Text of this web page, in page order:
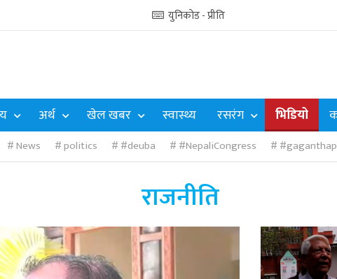
युनिकोड - प्रीति
अर्थ खेल खबर स्वास्थ्य रसरंग भिडियो
News politics #deuba #NepaliCongress
राजनीति